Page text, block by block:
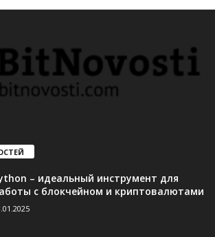
– идеальный инструмент для
с блокчейном и криптовалютами